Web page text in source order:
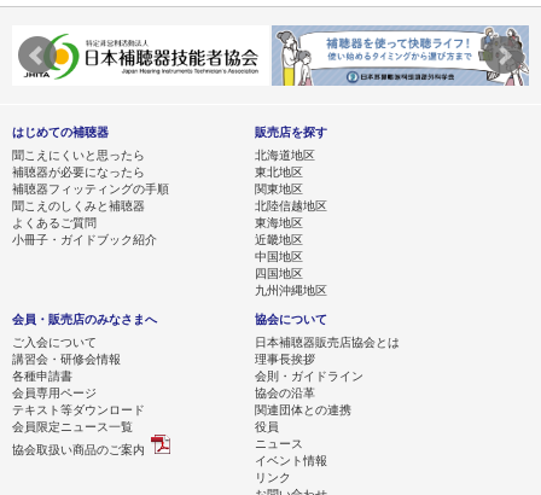
はじめての補聴器
聞こえにくいと思ったら
補聴器が必要になったら
補聴器フィッティングの手順
聞こえのしくみと補聴器
よくあるご質問
小冊子・ガイドブック紹介
販売店を探す
北海道地区
東北地区
関東地区
北陸信越地区
東海地区
近畿地区
中国地区
四国地区
九州沖縄地区
会員・販売店のみなさまへ
ご入会について
講習会・研修会情報
各種申請書
会員専用ページ
テキスト等ダウンロード
会員限定ニュース一覧
協会取扱い商品のご案内
協会について
日本補聴器販売店協会とは
理事長挨拶
会則・ガイドライン
協会の沿革
関連団体との連携
役員
ニュース
イベント情報
リンク